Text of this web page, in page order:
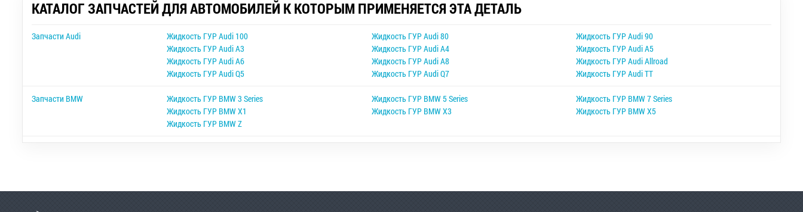
КАТАЛОГ ЗАПЧАСТЕЙ ДЛЯ АВТОМОБИЛЕЙ К КОТОРЫМ ПРИМЕНЯЕТСЯ ЭТА ДЕТАЛЬ
Запчасти Audi Жидкость ГУР Audi 100 Жидкость ГУР Audi 80
Жидкость ГУР Audi 90
Жидкость ГУР Audi A3
Жидкость ГУР Audi A4
Жидкость ГУР Audi A5
Жидкость ГУР Audi A6
Жидкость ГУР Audi A8
Жидкость ГУР Audi Allroad
Жидкость ГУР Audi Q5
Жидкость ГУР Audi Q7 Жидкость ГУР Audi TT
Запчасти BMW Жидкость ГУР BMW 3 Series Жидкость ГУР BMW 5 Series
Жидкость ГУР BMW 7 Series
Жидкость ГУР BMW X1
Жидкость ГУР BMW X3
Жидкость ГУР BMW X5
Жидкость ГУР BMW Z